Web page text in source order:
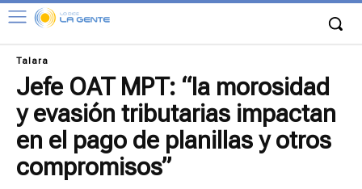
Talara
Jefe OAT MPT: “la morosidad
y evasión tributarias impactan
en el pago de planillas y otros
compromisos”